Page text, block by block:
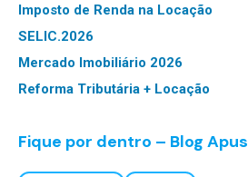
Imposto de Renda na Locação
SELIC.2026
Mercado Imobiliário 2026
Reforma Tributária + Locação
Fique por dentro – Blog Apus